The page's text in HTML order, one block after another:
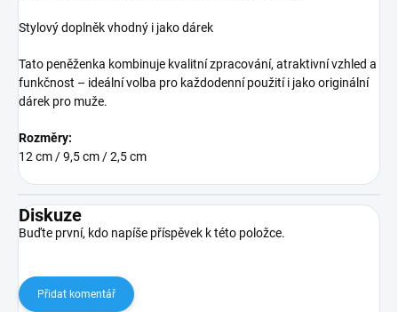
Stylový doplněk vhodný i jako dárek
Tato peněženka kombinuje kvalitní zpracování, atraktivní vzhled a
funkčnost – ideální volba pro každodenní použití i jako originální
dárek pro muže.
Rozměry:
12 cm / 9,5 cm / 2,5 cm
Diskuze
Buďte první, kdo napíše příspěvek k této položce.
Přidat komentář